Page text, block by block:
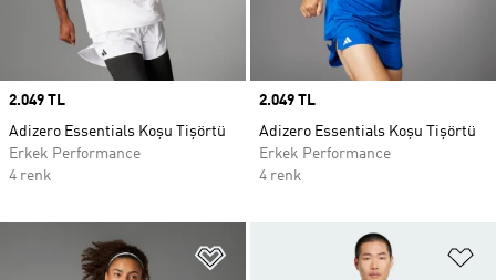
Price
2.049 TL
Adizero Essentials Koşu Tişörtü
Erkek Performance
4 renk
Price
2.049 TL
Adizero Essentials Koşu Tişörtü
Erkek Performance
4 renk
Favori Listesine Ekle